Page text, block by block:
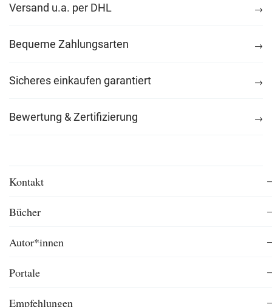
Versand u.a. per DHL
Bequeme Zahlungsarten
Sicheres einkaufen garantiert
Bewertung & Zertifizierung
Kontakt
Bücher
Autor*innen
Portale
Empfehlungen